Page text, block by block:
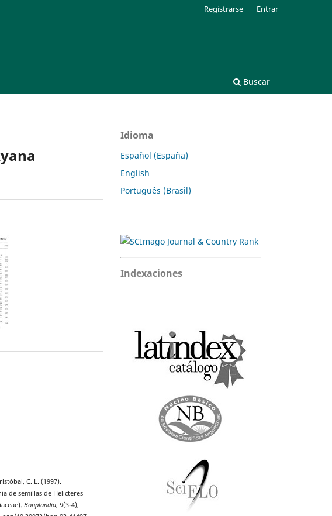
Buscar
Registrarse Entrar
C. L. (1997).
de semillas de Helicteres
Bonplandia,9(3-4),
Idioma
Español (España)
English
Português (Brasil)
Indexaciones